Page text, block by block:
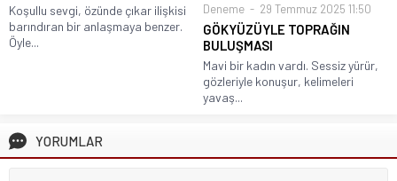
Koşullu sevgi, özünde çıkar ilişkisi
barındıran bir anlaşmaya benzer.
Öyle...
Deneme 29 Temmuz 2025 11:50
GÖKYÜZÜYLE TOPRAĞIN
BULUŞMASI
Mavi bir kadın vardı. Sessiz yürür,
gözleriyle konuşur, kelimeleri
yavaş...
YORUMLAR